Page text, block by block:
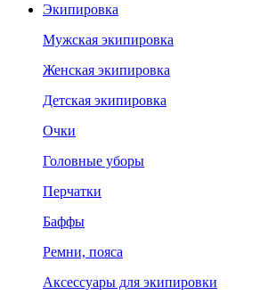
Экипировка
Мужская экипировка
Женская экипировка
Детская экипировка
Очки
Головные уборы
Перчатки
Баффы
Ремни, пояса
Аксессуары для экипировки